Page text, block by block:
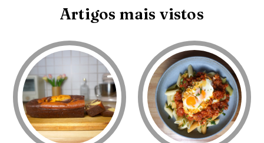
Artigos mais vistos